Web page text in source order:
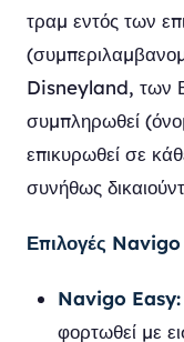
τραμ εντός των
Disneyland, των
συμπληρωθεί
επικυρωθεί σε
συνήθως
Επιλογές
Navigo Easy:
φορτωθεί με